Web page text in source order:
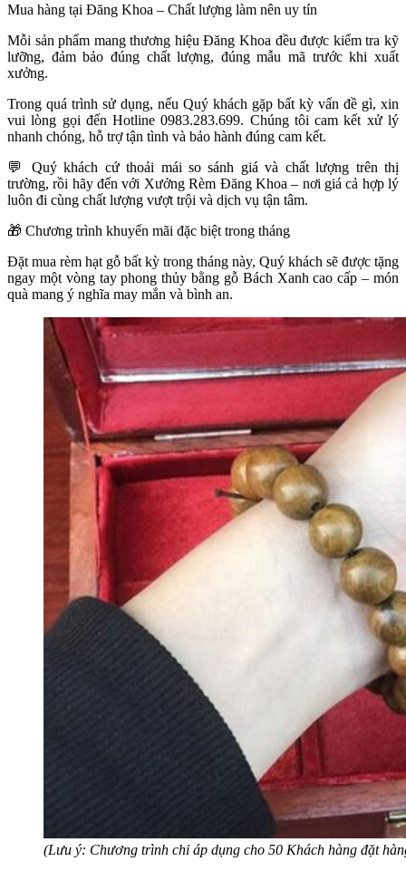
Mua hàng tại Đăng Khoa – Chất lượng làm nên uy tín
Mỗi sản phẩm mang thương hiệu Đăng Khoa đều được kiểm tra kỹ
lưỡng, đảm bảo đúng chất lượng, đúng mẫu mã trước khi xuất
xưởng.
Trong quá trình sử dụng, nếu Quý khách gặp bất kỳ vấn đề gì, xin
vui lòng gọi đến Hotline 0983.283.699. Chúng tôi cam kết xử lý
nhanh chóng, hỗ trợ tận tình và bảo hành đúng cam kết.
💬 Quý khách cứ thoải mái so sánh giá và chất lượng trên thị
trường, rồi hãy đến với Xưởng Rèm Đăng Khoa – nơi giá cả hợp lý
luôn đi cùng chất lượng vượt trội và dịch vụ tận tâm.
🎁 Chương trình khuyến mãi đặc biệt trong tháng
Đặt mua rèm hạt gỗ bất kỳ trong tháng này, Quý khách sẽ được tặng
ngay một vòng tay phong thủy bằng gỗ Bách Xanh cao cấp – món
quà mang ý nghĩa may mắn và bình an.
(Lưu ý: Chương trình chỉ áp dụng cho 50 Khách hàng đặt